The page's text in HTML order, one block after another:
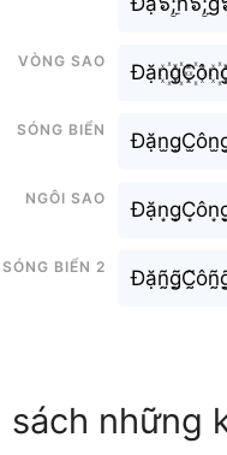
Vòng sao
Sóng biển
Ngôi sao
Sóng biển 2
sách những